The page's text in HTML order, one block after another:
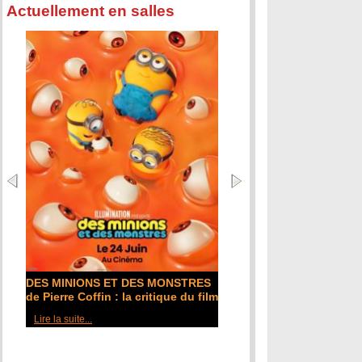
Actuellement en salles
DES MINIONS ET DES MONSTRES
de Pierre Coffin : la critique du film
Lire la suite...